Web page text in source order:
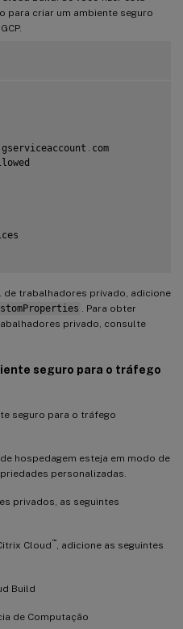
para criar um ambiente seguro
gserviceaccount . com
de trabalhadores privado, adicione
. Para obter
privado, consulte
seguro para o tráfego
seguro para o tráfego
hospedagem esteja em modo de
personalizadas.
privados, as seguintes
Cloud ™
, adicione as seguintes
Build
de Computação